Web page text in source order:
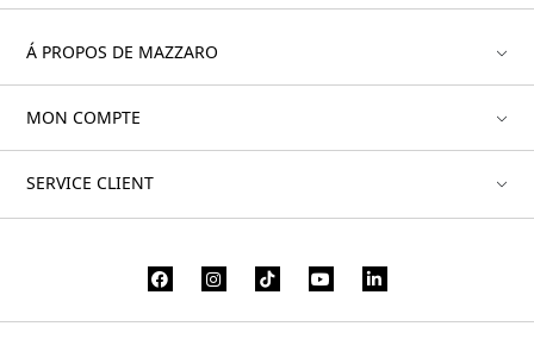
Á PROPOS DE MAZZARO
MON COMPTE
SERVICE CLIENT